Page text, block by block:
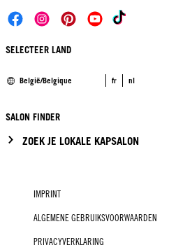
SELECTEER LAND
België/Belgique fr nl
SALON FINDER
ZOEK JE LOKALE KAPSALON
IMPRINT
ALGEMENE GEBRUIKSVOORWAARDEN
PRIVACYVERKLARING